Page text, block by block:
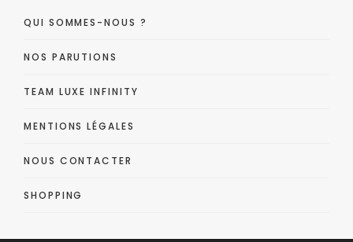
QUI SOMMES-NOUS ?
NOS PARUTIONS
TEAM LUXE INFINITY
MENTIONS LÉGALES
NOUS CONTACTER
SHOPPING